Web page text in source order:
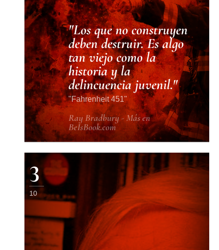
Los que no construyen
deben destruir. Es algo
tan viejo como la
historia y la
delincuencia juvenil.
Fahrenheit 451
Ray Bradbury - Más en
BeIsBook.com
3
10